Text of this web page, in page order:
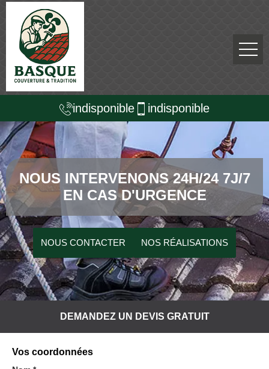
indisponible indisponible
NOUS INTERVENONS 24H/24 7J/7
EN CAS D'URGENCE
NOUS CONTACTER NOS RÉALISATIONS
DEMANDEZ UN DEVIS GRATUIT
Vos coordonnées